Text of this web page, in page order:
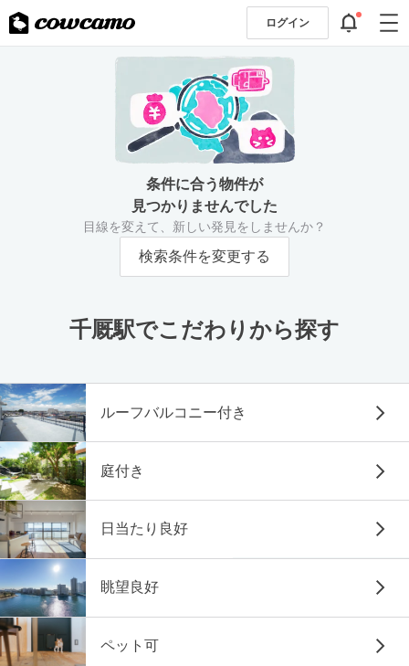
ログイン
条件に合う物件が
見つかりませんでした
目線を変えて、新しい発見をしませんか？
検索条件を変更する
千厩駅でこだわりから探す
ルーフバルコニー付き
庭付き
日当たり良好
眺望良好
ペット可